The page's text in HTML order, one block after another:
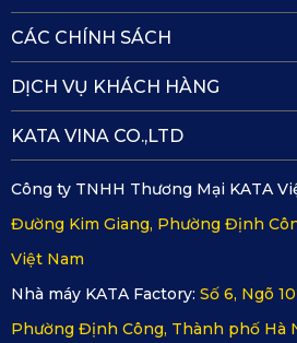
CÁC CHÍNH SÁCH
DỊCH VỤ KHÁCH HÀNG
KATA VINA CO.,LTD
Công ty TNHH Thương Mại KATA
Đường Kim Giang, Phường Định
Việt Nam
Nhà máy KATA Factory: Số 6, Ngõ
Phường Định Công, Thành phố Hà